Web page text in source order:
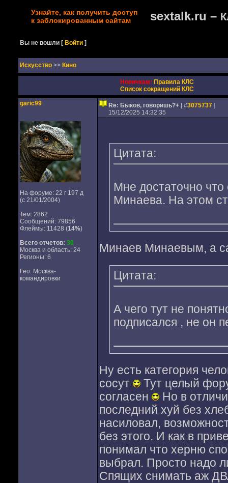
Узнайте, как получить доступ
к заблокированным сайтам
sextalk.ru –
Вы не вошли [Войти ]
Искусство >> Кино
Новичкам: Правила КЛС
Список сокращений КЛС
garic99
На форуме: 22 г 197 д
(с 21/01/2004)
Тем: 2862
Сообщений: 79856
Флеймы: 11428 (14%)
Всего отчетов: 30
Москва и область: 24
Регионы: 6
Гео: Москва-
командировки
Re: Быков, говоришь?+ [ #3075737]
15/12/2025 14:32:35
Цитата:
Мне достаточно
Минаева. На этом
Минаев Минаевым, а
Цитата:
А чего тут не
подписался , не он
Ну есть категория
сосут
Тут целый
согласен
Но в
последний хуй без
насиловал,
без этого. И как в
понимал что херню
выбрал. Просто надо
Спящих снимать аж